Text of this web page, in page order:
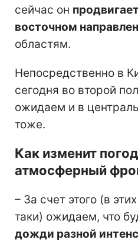
сейчас он
восточном
областям.
Непосредственно в
сегодня во второй
ожидаем и в
тоже.
Как изменит
атмосферный
– За счет этого (в
таки) ожидаем, что
дожди разной